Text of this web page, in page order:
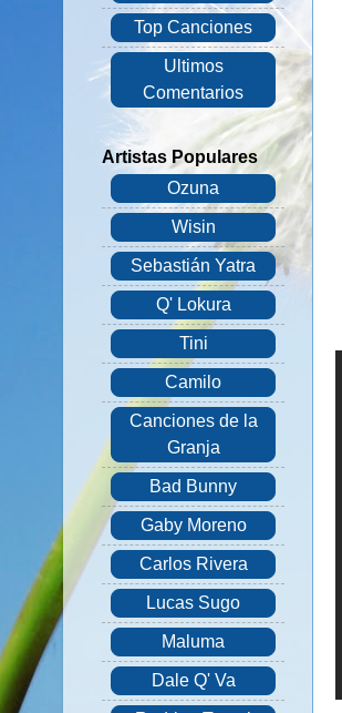
Top Canciones
Ultimos
Comentarios
Artistas Populares
Ozuna
Wisin
Sebastián Yatra
Q' Lokura
Tini
Camilo
Canciones de la
Granja
Bad Bunny
Gaby Moreno
Carlos Rivera
Lucas Sugo
Maluma
Dale Q' Va